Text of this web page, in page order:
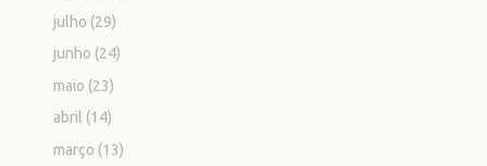
julho (29)
junho (24)
maio (23)
abril (14)
março (13)